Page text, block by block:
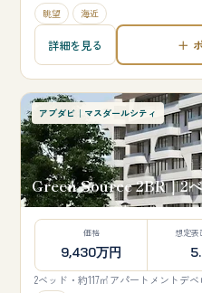
眺望 海近
詳細を見る ＋
アブダビ｜マスダールシティ
Green Source 2BR｜2
価格
9,430万円
想定表
2ベッド・約117㎡アパートメントデベ